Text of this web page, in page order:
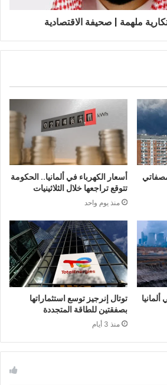
ملهمة | صحيفة الاقتصادية
أسعار الكهرباء في ألمانيا.. الحكومة
تتوقع تراجعها خلال الثلاثينيات
منذ يوم واحد
توتال إنرجيز توسع استثماراتها
بصفقتين للطاقة المتجددة
منذ 3 أيام